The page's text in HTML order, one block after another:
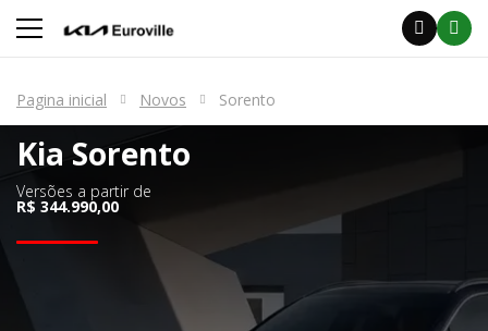
Pagina inicial Novos Sorento
Kia Sorento
Versões a partir de
R$ 344.990,00